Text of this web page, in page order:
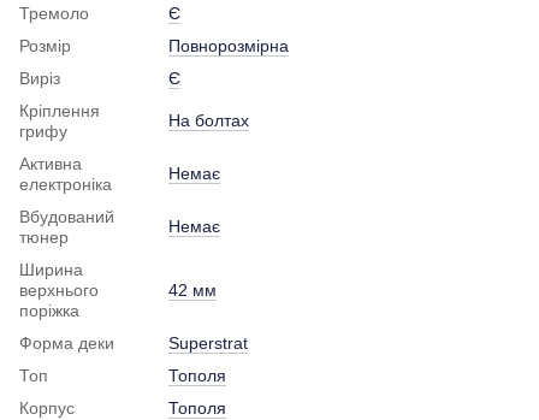
Тремоло
Є
Розмір
Повнорозмірна
Виріз
Є
Кріплення
грифу
На болтах
Активна
електроніка
Немає
Вбудований
тюнер
Немає
Ширина
верхнього
поріжка
42 мм
Форма деки
Superstrat
Топ
Тополя
Корпус
Тополя